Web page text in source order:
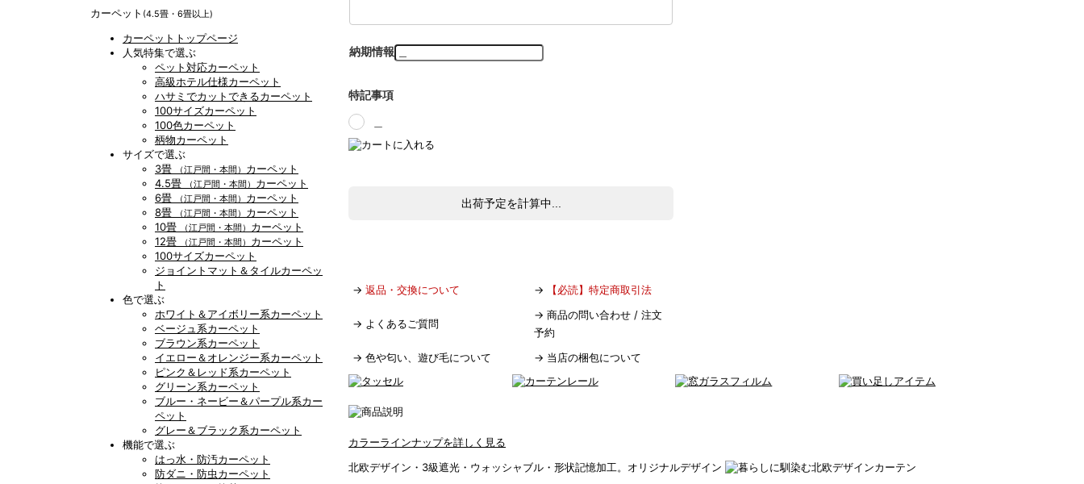
カーペット (4.5畳・6畳以上)
カーペットトップページ
人気特集で選ぶ
ペット対応カーペット
高級ホテル仕様カーペット
ハサミでカットできるカーペット
100サイズカーペット
100色カーペット
柄物カーペット
サイズで選ぶ
3畳
（江戸間・本間） カーペット
4.5畳
（江戸間・本間） カーペット
6畳
（江戸間・本間） カーペット
8畳
（江戸間・本間） カーペット
10畳
（江戸間・本間） カーペット
12畳
（江戸間・本間） カーペット
100サイズカーペット
ジョイントマット＆タイルカーペッ
ト
色で選ぶ
ホワイト＆アイボリー系カーペット
ベージュ系カーペット
ブラウン系カーペット
イエロー＆オレンジー系カーペット
ピンク＆レッド系カーペット
グリーン系カーペット
ブルー・ネービー＆パープル系カー
ペット
グレー＆ブラック系カーペット
機能で選ぶ
はっ水・防汚カーペット
防ダニ・防虫カーペット
納期情報
特記事項
出荷予定を計算中...
→ 返品・交換について → 【必読】特定商取引法
→ よくあるご質問
→ 商品の問い合わせ / 注文
予約
→ 色や匂い、遊び毛について → 当店の梱包について
カラーラインナップを詳しく見る
北欧デザイン・3級遮光・ウォッシャブル・形状記憶加工。オリジナルデザイン